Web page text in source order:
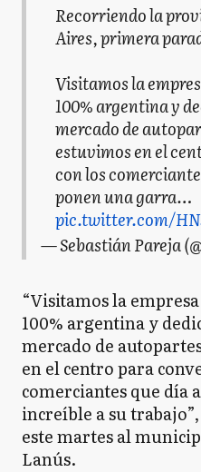
Recorriendo la
Aires, primera
Visitamos la
100% argentina y
mercado de
estuvimos en el
con los
ponen una garra…
pic.twitter.com/
— Sebastián Pareja
“Visitamos la
100% argentina y
mercado de
en el centro para
comerciantes que día
increíble a su
este martes al
Lanús.